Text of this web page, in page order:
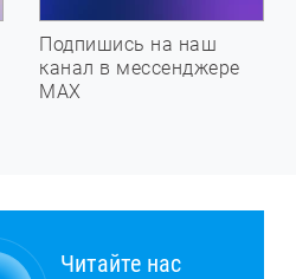
Подпишись на наш
канал в мессенджере
МАХ
Читайте нас